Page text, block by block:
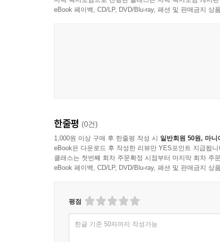
신대륙의 뉴스통신사
전황보도로 명성
05단일 뉴스통신사 시대
지방기사의 독점
경영진과 낙하산
권력 입김에 취약
소유구조 개편운동과 뉴스통신진흥회
eBook 페이백, CD/LP, DVD/Blu-ray, 패션 및 판매금지 상
한줄평 (0건)
1,000원 이상 구매 후 한줄평 작성 시 일반회원 50원, 마니
eBook은 다운로드 후 작성한 리뷰만 YES포인트 지급됩니
클래스는 첫번째 회차 주문확정 시점부터 마지막 회차 주
eBook 페이백, CD/LP, DVD/Blu-ray, 패션 및 판매금지 상
평점
한글 기준 50자까지 작성가능